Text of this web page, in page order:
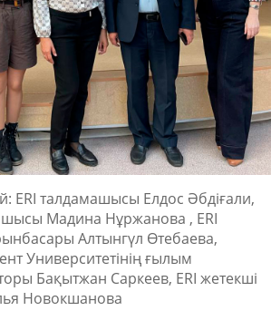
ERI талдамашысы Елдос Әбдіғали,
Мадина Нұржанова , ERI
Алтынгүл Өтебаева,
Университетінің ғылым
Бақытжан Саркеев, ERI жетекші
Новокшанова